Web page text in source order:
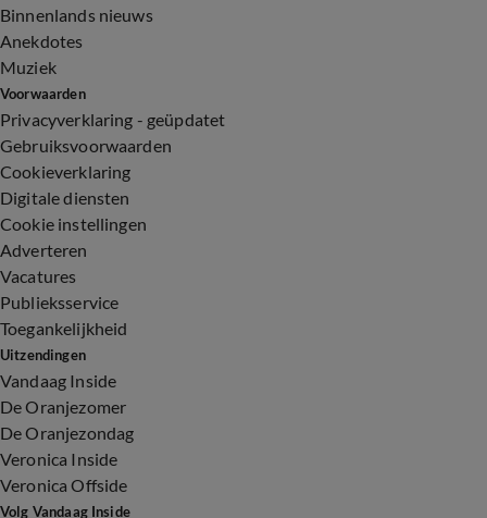
Binnenlands nieuws
Anekdotes
Muziek
Voorwaarden
Privacyverklaring - geüpdatet
Gebruiksvoorwaarden
Cookieverklaring
Digitale diensten
Cookie instellingen
Adverteren
Vacatures
Publieksservice
Toegankelijkheid
Uitzendingen
Vandaag Inside
De Oranjezomer
De Oranjezondag
Veronica Inside
Veronica Offside
Volg Vandaag Inside